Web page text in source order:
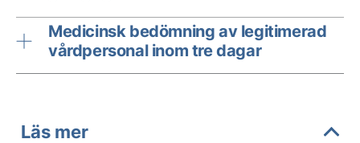
Medicinsk bedömning av legitimerad
vårdpersonal inom tre dagar
Läs mer